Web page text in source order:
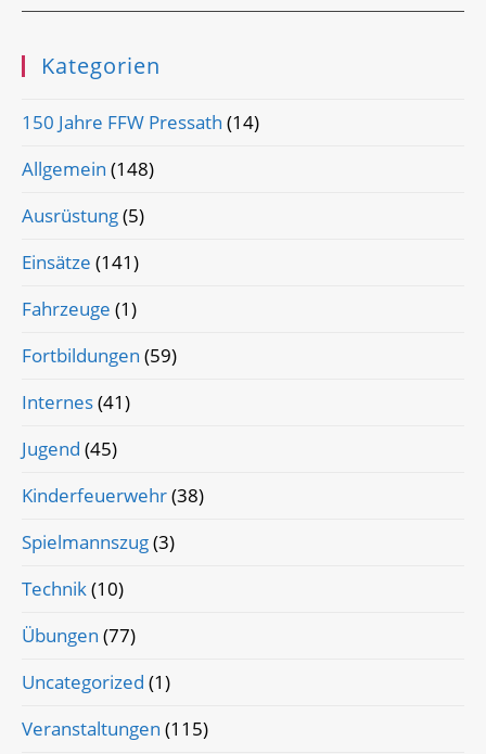
BLAULICHTTAG/
Kategorien
150 Jahre FFW Pressath (14)
Allgemein (148)
Ausrüstung(5)
Einsätze (141)
Fahrzeuge (1)
Fortbildungen (59)
Internes(41)
Jugend (45)
Kinderfeuerwehr(38)
Spielmannszug(3)
Technik(10)
Übungen (77)
Uncategorized (1)
Veranstaltungen (115)